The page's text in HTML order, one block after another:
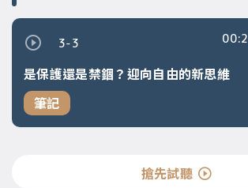
3-3
是保護還是禁錮？迎向自由的新思維
筆記
搶先試聽